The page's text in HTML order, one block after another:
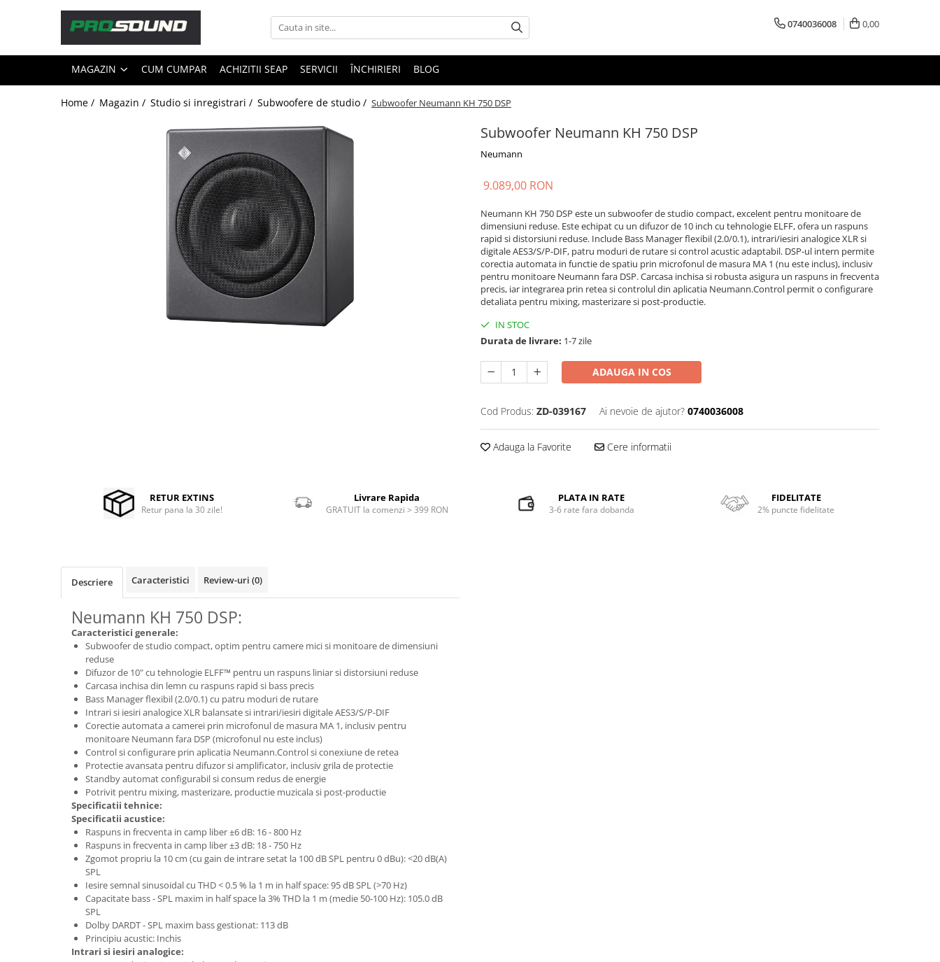
Magazin
Sonorizare / PA
Accesorii sonorizare, PA
Microfoane de studio
Microfoane lavaliera si headset
Microfoane podcast, USB, iOS /
Microfoane pt Camere Video
Microfoane pt instalatii si
Microfoane Ribbon
Microfoane stereo
Microfoane Suspendabile
Microfoane wireless si sisteme
Stative de microfon
Studio si inregistrari
Accesorii de microfoane
Accesorii de rack
Accesorii echipamente de studio
Controllere MIDI - USB DAW
Controllere monitoare de studio
Convertoare AD/DA
Interfete MIDI si Cabluri Midi-USB
Microfoane de studio
0740036008 0,00
MAGAZIN CUM CUMPAR ACHIZITII SEAP SERVICII ÎNCHIRIERI BLOG
Home / Magazin / Studio si inregistrari / Subwoofere de studio / Subwoofer Neumann KH 750 DSP
Subwoofer Neumann KH 750 DSP
Neumann
9.089,00 RON
Neumann KH 750 DSP este un subwoofer de studio compact, excelent pentru monitoare de
dimensiuni reduse. Este echipat cu un difuzor de 10 inch cu tehnologie ELFF, ofera un raspuns
rapid si distorsiuni reduse. Include Bass Manager flexibil (2.0/0.1), intrari/iesiri analogice XLR si
digitale AES3/S/P-DIF, patru moduri de rutare si control acustic adaptabil. DSP-ul intern permite
corectia automata in functie de spatiu prin microfonul de masura MA 1 (nu este inclus), inclusiv
pentru monitoare Neumann fara DSP. Carcasa inchisa si robusta asigura un raspuns in frecventa
precis, iar integrarea prin retea si controlul din aplicatia Neumann.Control permit o configurare
detaliata pentru mixing, masterizare si post-productie.
IN STOC
Durata de livrare: 1-7 zile
ADAUGA IN COS
Cod Produs: ZD-039167 Ai nevoie de ajutor? 0740036008
Adauga la Favorite Cere informatii
RETUR EXTINS
Retur pana la 30 zile!
Livrare Rapida
GRATUIT la comenzi > 399 RON
PLATA IN RATE
3-6 rate fara dobanda
FIDELITATE
2% puncte fidelitate
Descriere Caracteristici Review-uri (0)
Neumann KH 750 DSP:
Caracteristici generale:
Subwoofer de studio compact, optim pentru camere mici si monitoare de dimensiuni
reduse
Difuzor de 10" cu tehnologie ELFF™ pentru un raspuns liniar si distorsiuni reduse
Carcasa inchisa din lemn cu raspuns rapid si bass precis
Bass Manager flexibil (2.0/0.1) cu patru moduri de rutare
Intrari si iesiri analogice XLR balansate si intrari/iesiri digitale AES3/S/P-DIF
Corectie automata a camerei prin microfonul de masura MA 1, inclusiv pentru
monitoare Neumann fara DSP (microfonul nu este inclus)
Control si configurare prin aplicatia Neumann.Control si conexiune de retea
Protectie avansata pentru difuzor si amplificator, inclusiv grila de protectie
Standby automat configurabil si consum redus de energie
Potrivit pentru mixing, masterizare, productie muzicala si post-productie
Specificatii tehnice:
Specificatii acustice:
Raspuns in frecventa in camp liber ±6 dB: 16 - 800 Hz
Raspuns in frecventa in camp liber ±3 dB: 18 - 750 Hz
Zgomot propriu la 10 cm (cu gain de intrare setat la 100 dB SPL pentru 0 dBu): <20 dB(A)
SPL
Iesire semnal sinusoidal cu THD < 0.5 % la 1 m in half space: 95 dB SPL (>70 Hz)
Capacitate bass - SPL maxim in half space la 3% THD la 1 m (medie 50-100 Hz): 105.0 dB
SPL
Dolby DARDT - SPL maxim bass gestionat: 113 dB
Principiu acustic: Inchis
Intrari si iesiri analogice: